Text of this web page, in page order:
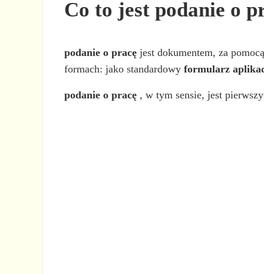
Co to jest podanie o
podanie o pracę jest dokumentem, za
formach: jako standardowyformularz
podanie o pracę , w tym sensie, jest